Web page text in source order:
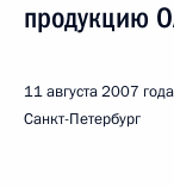
продукцию
11 августа 2007 года
Санкт-Петербург